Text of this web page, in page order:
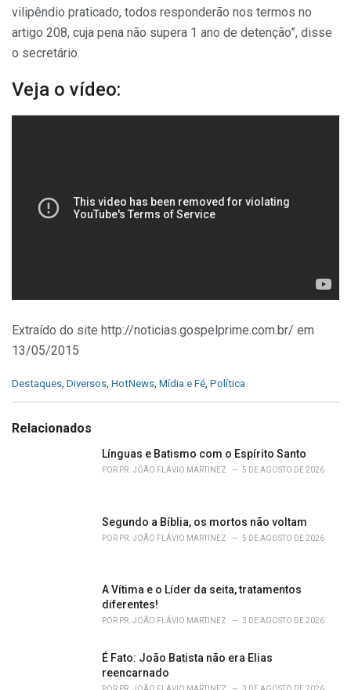
vilipêndio praticado, todos responderão nos termos no
artigo 208, cuja pena não supera 1 ano de detenção”, disse
o secretário.
Veja o vídeo:
Extraído do site http://noticias.gospelprime.com.br/ em
13/05/2015
C
e
Destaques Diversos HotNews Mídia e Fé Política
Relacionados
Línguas e Batismo com o Espírito Santo
POR PR. JOÃO FLÁVIO MARTINEZ 5 DE AGOSTO DE 2026
Segundo a Bíblia, os mortos não voltam
POR PR. JOÃO FLÁVIO MARTINEZ 5 DE AGOSTO DE 2026
A Vítima e o Líder da seita, tratamentos
diferentes!
POR PR. JOÃO FLÁVIO MARTINEZ 3 DE AGOSTO DE 2026
É Fato: João Batista não era Elias
reencarnado